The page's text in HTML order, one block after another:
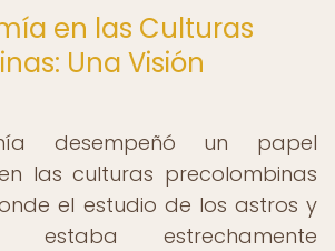
en las Culturas
Una Visión
desempeñó un papel
las culturas precolombinas
el estudio de los astros y
estaba estrechamente